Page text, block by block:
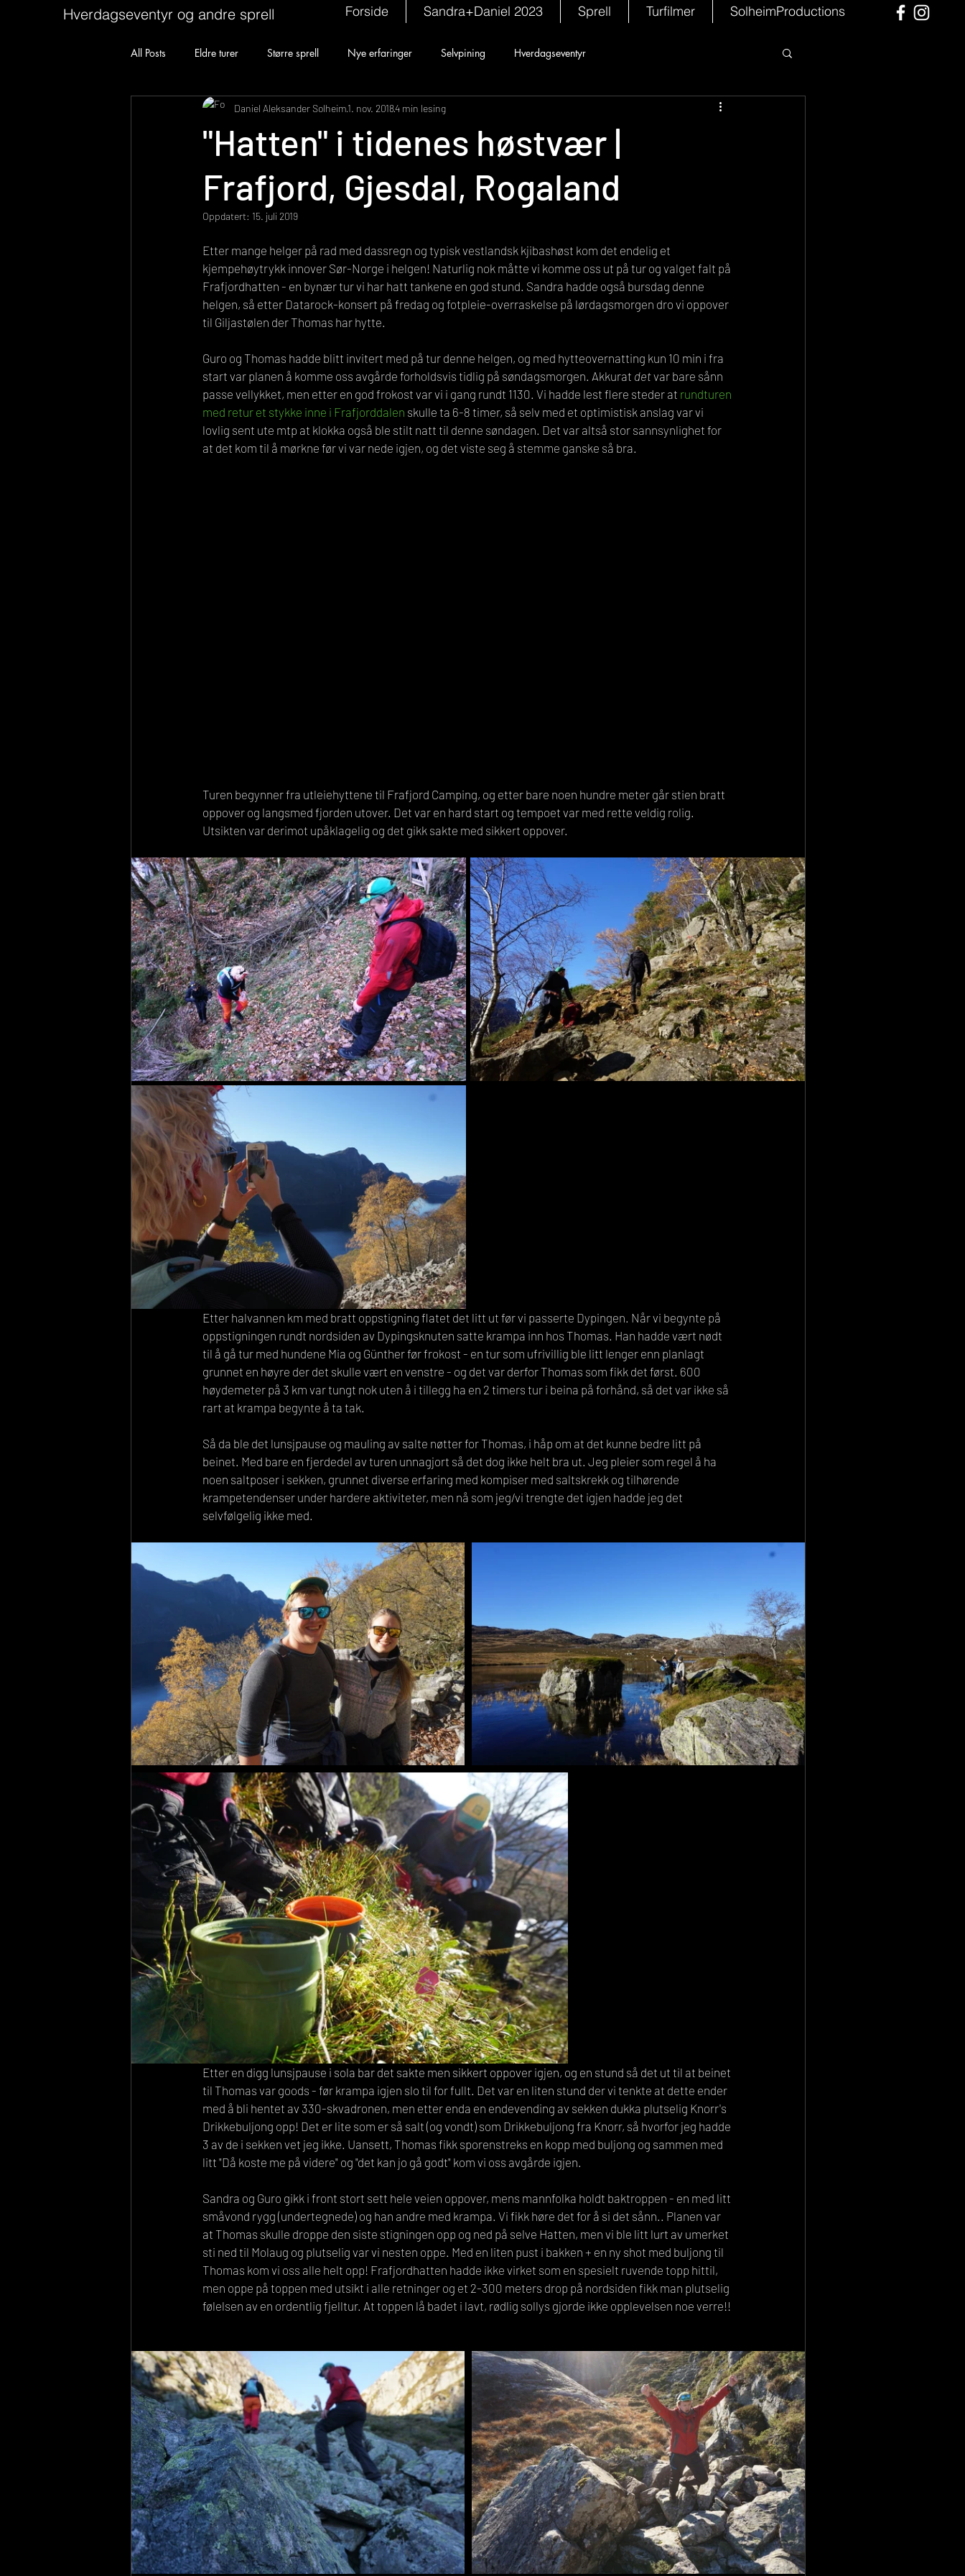
Hverdagseventyr og andre sprell Forside Sandra+Daniel 2023 Sprell Turfilmer SolheimProductions
All Posts Eldre turer Større sprell Nye erfaringer Selvpining Hverdagseventyr
"Hatten" i tidenes høstvær |
Frafjord, Gjesdal, Rogaland
Daniel Aleksander Solheim1. nov. 20184 min lesing
Oppdatert: 15. juli 2019
Etter mange helger på rad med dassregn og typisk vestlandsk kjibashøst kom det endelig et
kjempehøytrykk innover Sør-Norge i helgen! Naturlig nok måtte vi komme oss ut på tur og valget falt på
Frafjordhatten - en bynær tur vi har hatt tankene en god stund. Sandra hadde også bursdag denne
helgen, så etter Datarock-konsert på fredag og fotpleie-overraskelse på lørdagsmorgen dro vi oppover
til Giljastølen der Thomas har hytte.
Guro og Thomas hadde blitt invitert med på tur denne helgen, og med hytteovernatting kun 10 min i fra
start var planen å komme oss avgårde forholdsvis tidlig på søndagsmorgen. Akkurat det var bare sånn
passe vellykket, men etter en god frokost var vi i gang rundt 1130. Vi hadde lest flere steder at rundturen
med retur et stykke inne i Frafjorddalen skulle ta 6-8 timer, så selv med et optimistisk anslag var vi
lovlig sent ute mtp at klokka også ble stilt natt til denne søndagen. Det var altså stor sannsynlighet for
at det kom til å mørkne før vi var nede igjen, og det viste seg å stemme ganske så bra.
Turen begynner fra utleiehyttene til Frafjord Camping, og etter bare noen hundre meter går stien bratt
oppover og langsmed fjorden utover. Det var en hard start og tempoet var med rette veldig rolig.
Utsikten var derimot upåklagelig og det gikk sakte med sikkert oppover.
Etter halvannen km med bratt oppstigning flatet det litt ut før vi passerte Dypingen. Når vi begynte på
oppstigningen rundt nordsiden av Dypingsknuten satte krampa inn hos Thomas. Han hadde vært nødt
til å gå tur med hundene Mia og Günther før frokost - en tur som ufrivillig ble litt lenger enn planlagt
grunnet en høyre der det skulle vært en venstre - og det var derfor Thomas som fikk det først. 600
høydemeter på 3 km var tungt nok uten å i tillegg ha en 2 timers tur i beina på forhånd, så det var ikke så
rart at krampa begynte å ta tak.
Så da ble det lunsjpause og mauling av salte nøtter for Thomas, i håp om at det kunne bedre litt på
beinet. Med bare en fjerdedel av turen unnagjort så det dog ikke helt bra ut. Jeg pleier som regel å ha
noen saltposer i sekken, grunnet diverse erfaring med kompiser med saltskrekk og tilhørende
krampetendenser under hardere aktiviteter, men nå som jeg/vi trengte det igjen hadde jeg det
selvfølgelig ikke med.
Etter en digg lunsjpause i sola bar det sakte men sikkert oppover igjen, og en stund så det ut til at beinet
til Thomas var goods - før krampa igjen slo til for fullt. Det var en liten stund der vi tenkte at dette ender
med å bli hentet av 330-skvadronen, men etter enda en endevending av sekken dukka plutselig Knorr's
Drikkebuljong opp! Det er lite som er så salt (og vondt) som Drikkebuljong fra Knorr, så hvorfor jeg hadde
3 av de i sekken vet jeg ikke. Uansett, Thomas fikk sporenstreks en kopp med buljong og sammen med
litt "Då koste me på videre" og "det kan jo gå godt" kom vi oss avgårde igjen.
Sandra og Guro gikk i front stort sett hele veien oppover, mens mannfolka holdt baktroppen - en med litt
småvond rygg (undertegnede) og han andre med krampa. Vi fikk høre det for å si det sånn.. Planen var
at Thomas skulle droppe den siste stigningen opp og ned på selve Hatten, men vi ble litt lurt av umerket
sti ned til Molaug og plutselig var vi nesten oppe. Med en liten pust i bakken + en ny shot med buljong til
Thomas kom vi oss alle helt opp! Frafjordhatten hadde ikke virket som en spesielt ruvende topp hittil,
men oppe på toppen med utsikt i alle retninger og et 2-300 meters drop på nordsiden fikk man plutselig
følelsen av en ordentlig fjelltur. At toppen lå badet i lavt, rødlig sollys gjorde ikke opplevelsen noe verre!!